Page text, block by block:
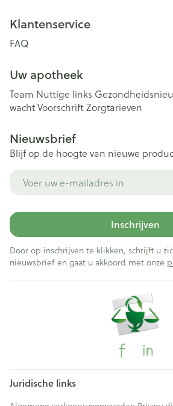
Klantenservice
FAQ
Uw apotheek
Team Nuttige links
wachtVoorschriftZorgtarieven
Nieuwsbrief
Blijf op de hoogte van nieuwe
Inschrijven
Door op inschrijven te klikken, schrijft u
nieuwsbrief en gaat u akkoord met onze
Juridische links